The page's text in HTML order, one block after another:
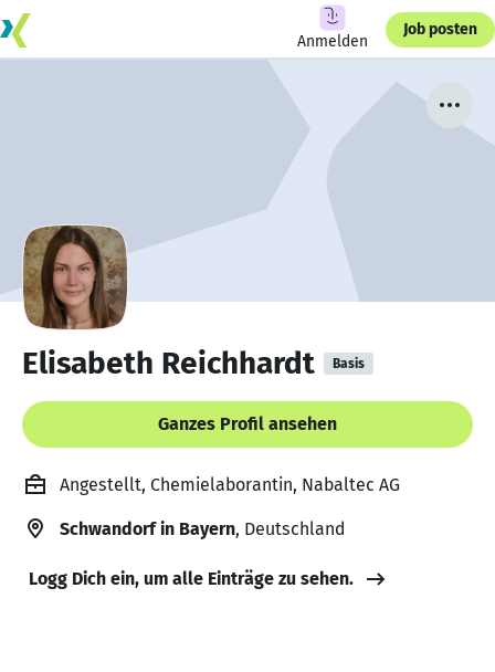
Anmelden
Job posten
Elisabeth Reichhardt Basis
Ganzes Profil ansehen
Angestellt, Chemielaborantin, Nabaltec AG
Schwandorf in Bayern, Deutschland
Logg Dich ein, um alle Einträge zu sehen.